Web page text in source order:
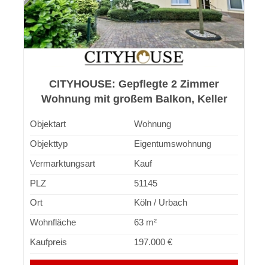
CITYHOUSE: Gepflegte 2 Zimmer
Wohnung mit großem Balkon, Keller
Objektart
Wohnung
Objekttyp
Eigentumswohnung
Vermarktungsart
Kauf
PLZ
51145
Ort
Köln / Urbach
Wohnfläche
63 m²
Kaufpreis
197.000 €